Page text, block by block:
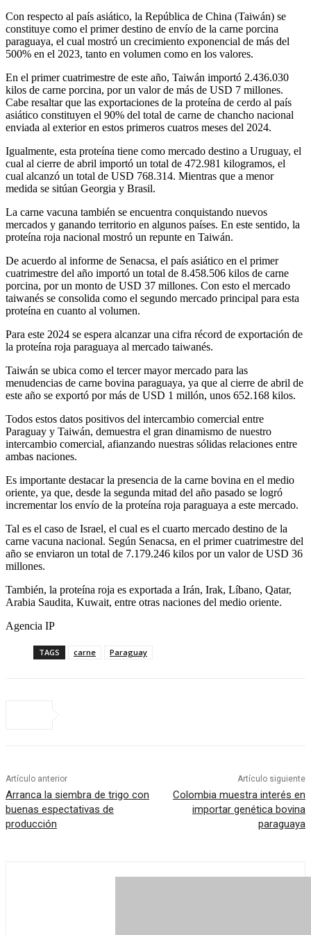
Con respecto al país asiático, la República de China (Taiwán) se
constituye como el primer destino de envío de la carne porcina
paraguaya, el cual mostró un crecimiento exponencial de más del
500% en el 2023, tanto en volumen como en los valores.
En el primer cuatrimestre de este año, Taiwán importó 2.436.030
kilos de carne porcina, por un valor de más de USD 7 millones.
Cabe resaltar que las exportaciones de la proteína de cerdo al país
asiático constituyen el 90% del total de carne de chancho nacional
enviada al exterior en estos primeros cuatros meses del 2024.
Igualmente, esta proteína tiene como mercado destino a Uruguay, el
cual al cierre de abril importó un total de 472.981 kilogramos, el
cual alcanzó un total de USD 768.314. Mientras que a menor
medida se sitúan Georgia y Brasil.
La carne vacuna también se encuentra conquistando nuevos
mercados y ganando territorio en algunos países. En este sentido, la
proteína roja nacional mostró un repunte en Taiwán.
De acuerdo al informe de Senacsa, el país asiático en el primer
cuatrimestre del año importó un total de 8.458.506 kilos de carne
porcina, por un monto de USD 37 millones. Con esto el mercado
taiwanés se consolida como el segundo mercado principal para esta
proteína en cuanto al volumen.
Para este 2024 se espera alcanzar una cifra récord de exportación de
la proteína roja paraguaya al mercado taiwanés.
Taiwán se ubica como el tercer mayor mercado para las
menudencias de carne bovina paraguaya, ya que al cierre de abril de
este año se exportó por más de USD 1 millón, unos 652.168 kilos.
Todos estos datos positivos del intercambio comercial entre
Paraguay y Taiwán, demuestra el gran dinamismo de nuestro
intercambio comercial, afianzando nuestras sólidas relaciones entre
ambas naciones.
Es importante destacar la presencia de la carne bovina en el medio
oriente, ya que, desde la segunda mitad del año pasado se logró
incrementar los envío de la proteína roja paraguaya a este mercado.
Tal es el caso de Israel, el cual es el cuarto mercado destino de la
carne vacuna nacional. Según Senacsa, en el primer cuatrimestre del
año se enviaron un total de 7.179.246 kilos por un valor de USD 36
millones.
También, la proteína roja es exportada a Irán, Irak, Líbano, Qatar,
Arabia Saudita, Kuwait, entre otras naciones del medio oriente.
Agencia IP
TAGS carne Paraguay
Artículo anterior
Arranca la siembra de trigo con
buenas espectativas de
producción
Artículo siguiente
Colombia muestra interés en
importar genética bovina
paraguaya